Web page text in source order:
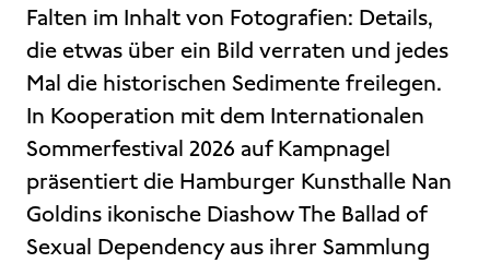
Falten im Inhalt von Fotografien: Details,
die etwas über ein Bild verraten und jedes
Mal die historischen Sedimente freilegen.
In Kooperation mit dem Internationalen
Sommerfestival 2026 auf Kampnagel
präsentiert die Hamburger Kunsthalle Nan
Goldins ikonische Diashow The Ballad of
Sexual Dependency aus ihrer Sammlung